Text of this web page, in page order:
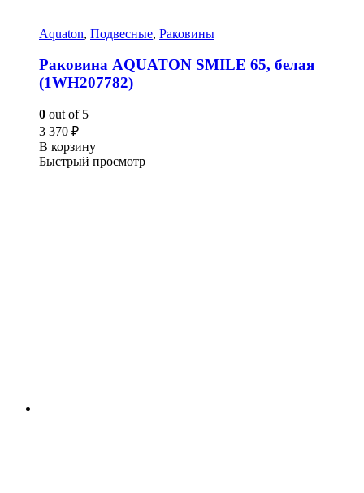
Aquaton, Подвесные, Раковины
Раковина AQUATON SMILE 65, белая
(1WH207782)
0 out of 5
3 370 ₽
В корзину
Быстрый просмотр